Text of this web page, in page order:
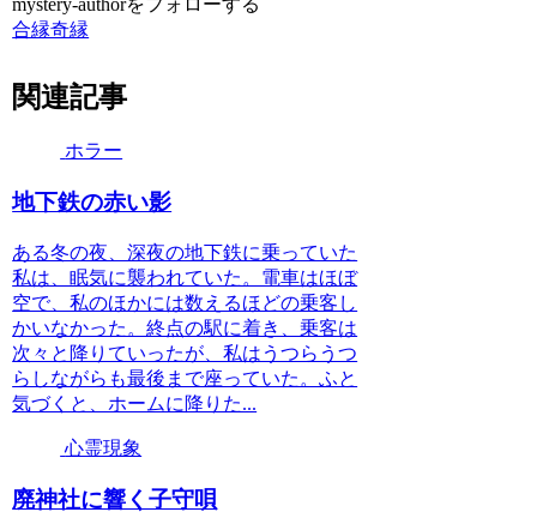
合縁奇縁
関連記事
ホラー
地下鉄の赤い影
ある冬の夜、深夜の地下鉄に乗っていた
私は、眠気に襲われていた。電車はほぼ
空で、私のほかには数えるほどの乗客し
かいなかった。終点の駅に着き、乗客は
次々と降りていったが、私はうつらうつ
らしながらも最後まで座っていた。ふと
気づくと、ホームに降りた...
心霊現象
廃神社に響く子守唄